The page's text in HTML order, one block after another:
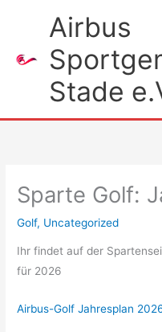
Airbus
Stade
Sparte Golf:
Golf, Uncategorized
Ihr findet auf der
für 2026
Airbus-Golf Jahresplan